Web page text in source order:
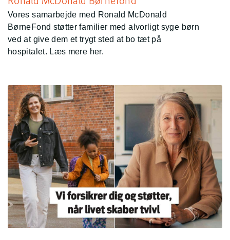
Vores samarbejde med Ronald McDonald
BørneFond støtter familier med alvorligt syge børn
ved at give dem et trygt sted at bo tæt på
hospitalet. Læs mere her.